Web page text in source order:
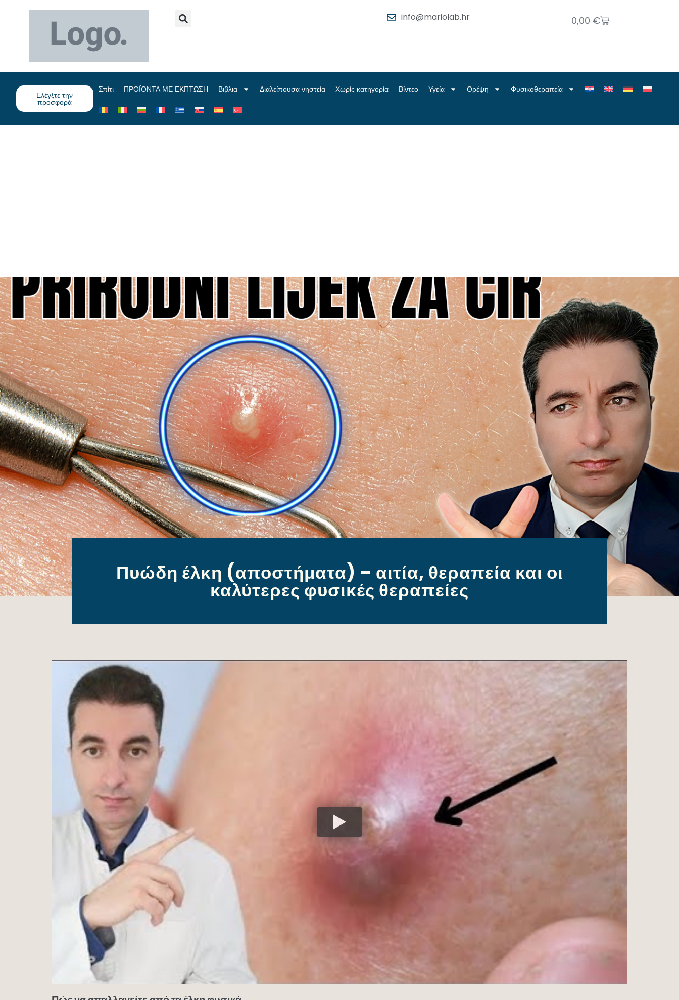
info@mariolab.hr 0,00 €
Ελέγξτε την
προσφορά
Σπίτι ΠΡΟΪΟΝΤΑ ΜΕ ΕΚΠΤΩΣΗ Βιβλια Διαλείπουσα νηστεία Χωρίς κατηγορία Βίντεο Υγεία Θρέψη Φυσικοθεραπεία
Πυώδη έλκη (αποστήματα) – αιτία, θεραπεία και οι
καλύτερες φυσικές θεραπείες